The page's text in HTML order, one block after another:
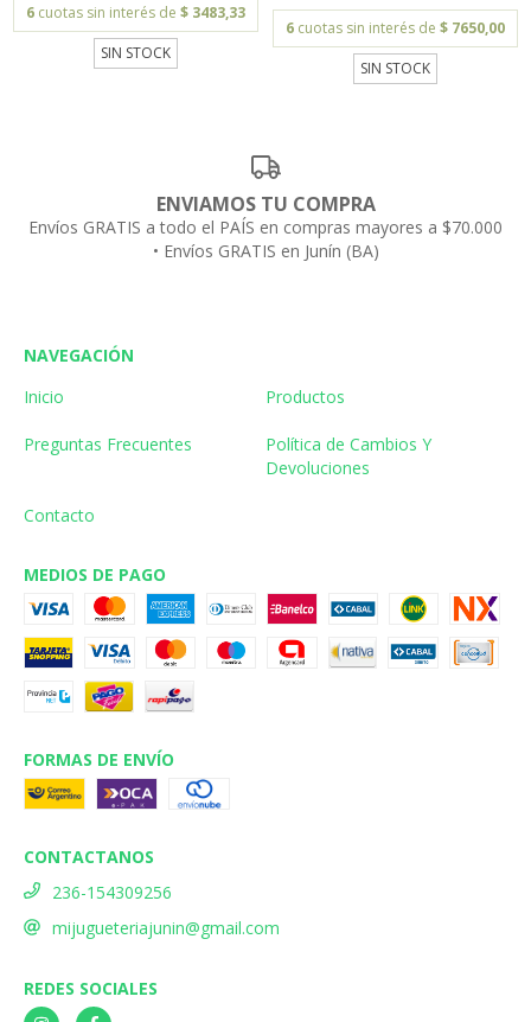
6 cuotas sin interés de $ 3483,33
SIN STOCK
6 cuotas sin interés de $ 7650,00
SIN STOCK
ENVIAMOS TU COMPRA
Envíos GRATIS a todo el PAÍS en compras mayores a $70.000
• Envíos GRATIS en Junín (BA)
NAVEGACIÓN
Inicio
Productos
Preguntas Frecuentes
Política de Cambios Y
Devoluciones
Contacto
MEDIOS DE PAGO
FORMAS DE ENVÍO
CONTACTANOS
236-154309256
mijugueteriajunin@gmail.com
REDES SOCIALES